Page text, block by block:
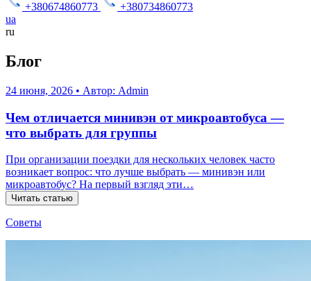
+380674860773
+380734860773
ua
ru
Блог
24 июня, 2026 • Автор: Admin
Чем отличается минивэн от микроавтобуса —
что выбрать для группы
При организации поездки для нескольких человек часто
возникает вопрос: что лучше выбрать — минивэн или
микроавтобус? На первый взгляд эти…
Читать статью
Советы